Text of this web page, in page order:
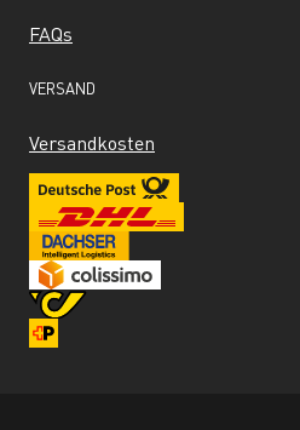
FAQs
VERSAND
Versandkosten